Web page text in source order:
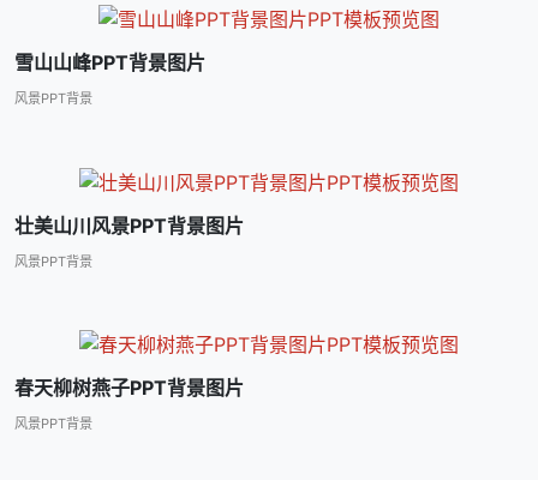
雪山山峰PPT背景图片
风景PPT背景
壮美山川风景PPT背景图片
风景PPT背景
春天柳树燕子PPT背景图片
风景PPT背景